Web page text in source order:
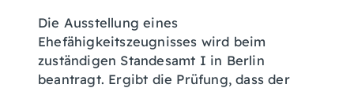
Die Ausstellung eines
Ehefähigkeitszeugnisses wird beim
zuständigen Standesamt I in Berlin
beantragt. Ergibt die Prüfung, dass der